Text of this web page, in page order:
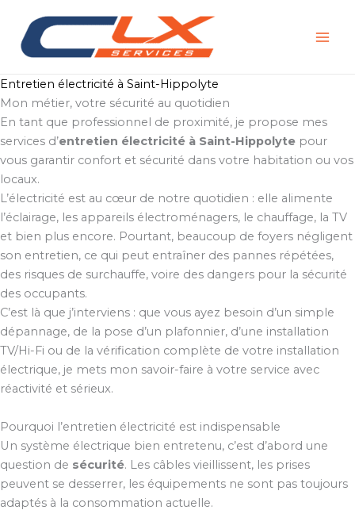
contenu
Entretien électricité à Saint-Hippolyte
Mon métier, votre sécurité au quotidien
En tant que professionnel de proximité, je propose mes
services d’entretien électricité à Saint-Hippolyte pour
vous garantir confort et sécurité dans votre habitation ou vos
locaux.
L’électricité est au cœur de notre quotidien : elle alimente
l’éclairage, les appareils électroménagers, le chauffage, la TV
et bien plus encore. Pourtant, beaucoup de foyers négligent
son entretien, ce qui peut entraîner des pannes répétées,
des risques de surchauffe, voire des dangers pour la sécurité
des occupants.
C’est là que j’interviens : que vous ayez besoin d’un simple
dépannage, de la pose d’un plafonnier, d’une installation
TV/Hi-Fi ou de la vérification complète de votre installation
électrique, je mets mon savoir-faire à votre service avec
réactivité et sérieux.
Pourquoi l’entretien électricité est indispensable
Un système électrique bien entretenu, c’est d’abord une
question de sécurité. Les câbles vieillissent, les prises
peuvent se desserrer, les équipements ne sont pas toujours
adaptés à la consommation actuelle.